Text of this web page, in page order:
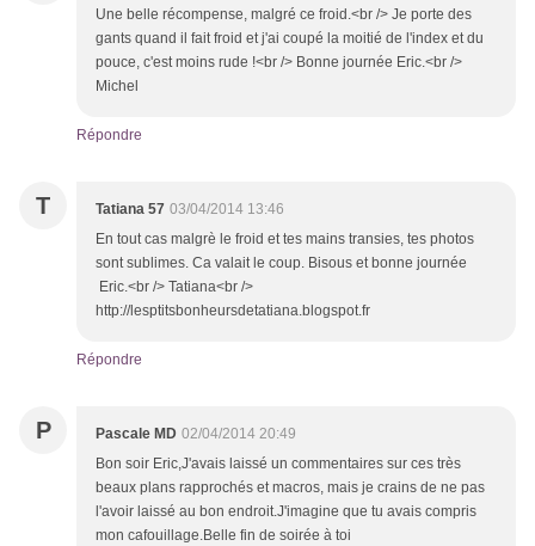
Une belle récompense, malgré ce froid.<br /> Je porte des
gants quand il fait froid et j'ai coupé la moitié de l'index et du
pouce, c'est moins rude !<br /> Bonne journée Eric.<br />
Michel
Répondre
T Tatiana 57 03/04/2014 13:46
En tout cas malgrè le froid et tes mains transies, tes photos
sont sublimes. Ca valait le coup. Bisous et bonne journée
Eric.<br /> Tatiana<br />
http://lesptitsbonheursdetatiana.blogspot.fr
Répondre
P Pascale MD 02/04/2014 20:49
Bon soir Eric,J'avais laissé un commentaires sur ces très
beaux plans rapprochés et macros, mais je crains de ne pas
l'avoir laissé au bon endroit.J'imagine que tu avais compris
mon cafouillage.Belle fin de soirée à toi